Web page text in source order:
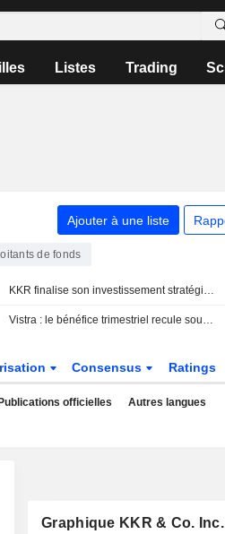
Listes Trading
Ajouter à une liste
de fonds
KKR finalise son investissement stratégique dans Crowe
Vistra : le bénéfice trimestriel recule sous l'effet des pertes de couverture malgré une forte demande d'électricité
Consensus Ratings
Publications officielles Autres langues
Graphique KKR & Co. Inc.